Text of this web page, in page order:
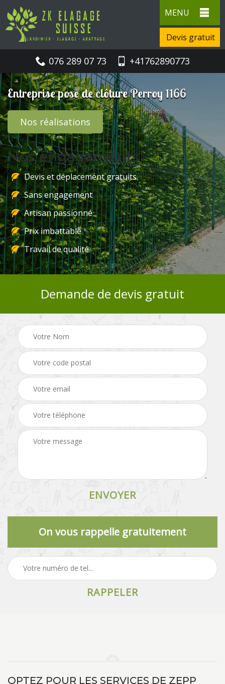
MENU
Devis gratuit
076 289 07 73 +41762890773
Entreprise pose de clôture Perroy 1166
Nos réalisations
Nos engagements
Devis et déplacement gratuits
Sans engagement
Artisan passionné
Prix imbattable
Travail de qualité
Demande de devis gratuit
On vous rappelle gratuitement
OPTEZ POUR LES SERVICES DE ZEPP